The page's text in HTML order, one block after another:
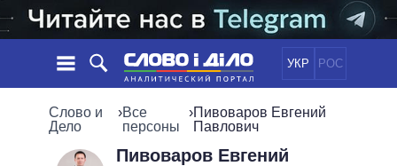
УКР РОС
НОВОСТИ
ЛЕНТА
ПОЛИТИКА
ОБЕЩАНИЯ
Слово и
Дело
›Все
персоны
›Пивоваров Евгений
Павлович
Пивоваров Евгений